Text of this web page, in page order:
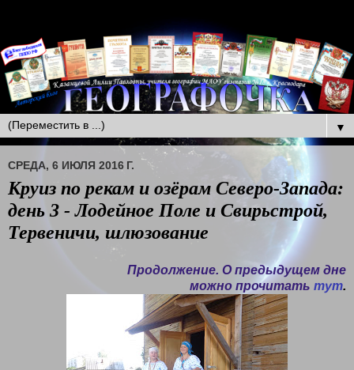
▼
СРЕДА, 6 ИЮЛЯ 2016 Г.
Круиз по рекам и озёрам Северо-Запада:
день 3 - Лодейное Поле и Свирьстрой,
Тервеничи, шлюзование
Продолжение. О предыдущем дне
можно прочитать тут.